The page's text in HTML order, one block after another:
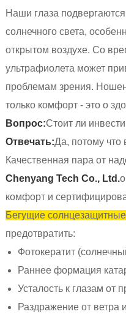
Наши глаза
солнечного света,
открытом воздухе. Со
ультрафиолета может
проблемам зрения.
только комфорт - это о
Вопрос:Стоит ли
Отвечать:Да, потому
Качественная пара от
Chenyang Tech Co., Ltd.
комфорт и
Бегущие солнцезащитные
предотвратить:
Фотокератит
Раннее формация
Усталость к глазам от
Раздражение от ветра